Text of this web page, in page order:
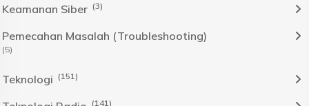
Keamanan Siber (3)
Pemecahan Masalah (Troubleshooting)
(5)
Teknologi (151)
(141)